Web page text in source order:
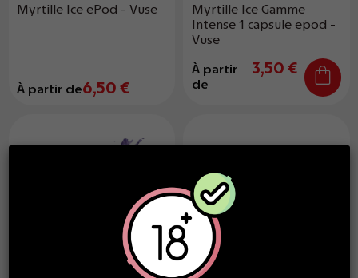
Myrtille Ice ePod - Vuse
À partir de6,50 €
Myrtille Ice Gamme
Intense 1 capsule epod -
Vuse
À partir
de
3,50 €